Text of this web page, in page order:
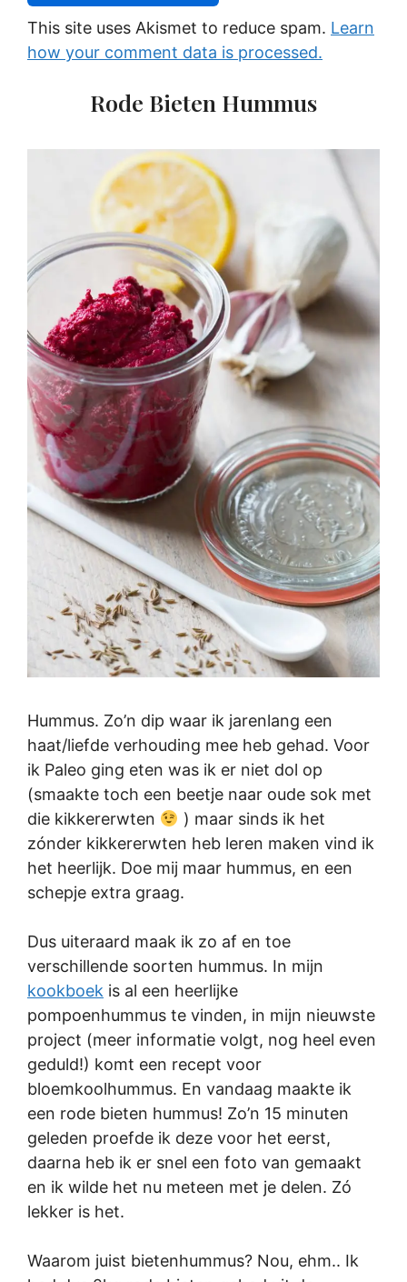
This site uses Akismet to reduce spam. Learn
how your comment data is processed.
Rode Bieten Hummus
Hummus. Zo’n dip waar ik jarenlang een
haat/liefde verhouding mee heb gehad. Voor
ik Paleo ging eten was ik er niet dol op
(smaakte toch een beetje naar oude sok met
die kikkererwten
) maar sinds ik het
zónder kikkererwten heb leren maken vind ik
het heerlijk. Doe mij maar hummus, en een
schepje extra graag.
Dus uiteraard maak ik zo af en toe
verschillende soorten hummus. In mijn
kookboek is al een heerlijke
pompoenhummus te vinden, in mijn nieuwste
project (meer informatie volgt, nog heel even
geduld!) komt een recept voor
bloemkoolhummus. En vandaag maakte ik
een rode bieten hummus! Zo’n 15 minuten
geleden proefde ik deze voor het eerst,
daarna heb ik er snel een foto van gemaakt
en ik wilde het nu meteen met je delen. Zó
lekker is het.
Waarom juist bietenhummus? Nou, ehm.. Ik